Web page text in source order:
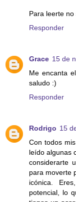
Para leerte
Responder
Grace 15 de
Me encanta
saludo :)
Responder
Rodrigo 15
Con todos
leído algunas
considerarte
para moverte
icónica.
potencial, lo